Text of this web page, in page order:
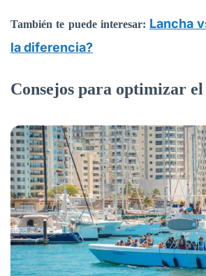
También te puede interesar: Lancha
la diferencia?
Consejos para optimizar el